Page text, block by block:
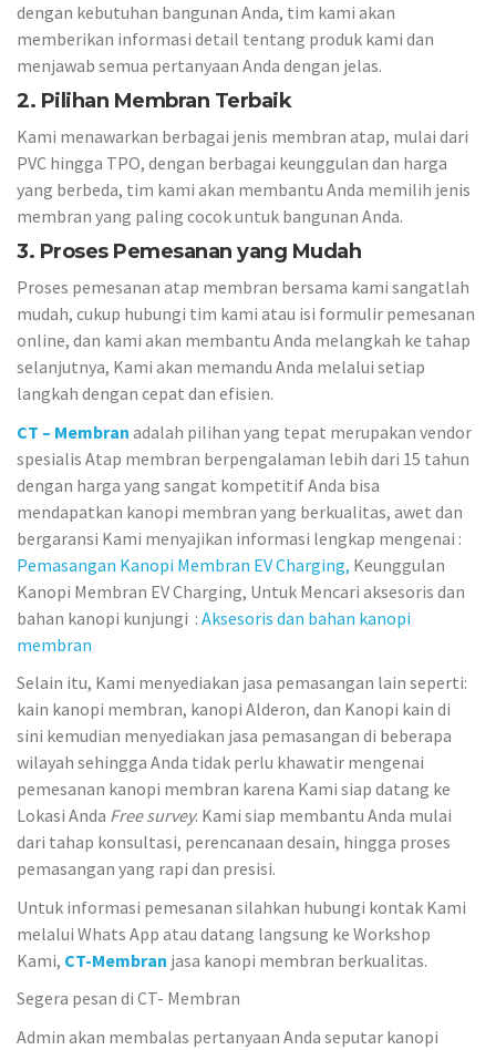
dengan kebutuhan bangunan Anda, tim kami akan
memberikan informasi detail tentang produk kami dan
menjawab semua pertanyaan Anda dengan jelas.
2. Pilihan Membran Terbaik
Kami menawarkan berbagai jenis membran atap, mulai dari
PVC hingga TPO, dengan berbagai keunggulan dan harga
yang berbeda, tim kami akan membantu Anda memilih jenis
membran yang paling cocok untuk bangunan Anda.
3. Proses Pemesanan yang Mudah
Proses pemesanan atap membran bersama kami sangatlah
mudah, cukup hubungi tim kami atau isi formulir pemesanan
online, dan kami akan membantu Anda melangkah ke tahap
selanjutnya, Kami akan memandu Anda melalui setiap
langkah dengan cepat dan efisien.
CT – Membran adalah pilihan yang tepat merupakan vendor
spesialis Atap membran berpengalaman lebih dari 15 tahun
dengan harga yang sangat kompetitif Anda bisa
mendapatkan kanopi membran yang berkualitas, awet dan
bergaransi Kami menyajikan informasi lengkap mengenai :
Pemasangan Kanopi Membran EV Charging, Keunggulan
Kanopi Membran EV Charging, Untuk Mencari aksesoris dan
bahan kanopi kunjungi : Aksesoris dan bahan kanopi
membran
Selain itu, Kami menyediakan jasa pemasangan lain seperti:
kain kanopi membran, kanopi Alderon, dan Kanopi kain di
sini kemudian menyediakan jasa pemasangan di beberapa
wilayah sehingga Anda tidak perlu khawatir mengenai
pemesanan kanopi membran karena Kami siap datang ke
Lokasi Anda Free survey. Kami siap membantu Anda mulai
dari tahap konsultasi, perencanaan desain, hingga proses
pemasangan yang rapi dan presisi.
Untuk informasi pemesanan silahkan hubungi kontak Kami
melalui Whats App atau datang langsung ke Workshop
Kami, CT-Membran jasa kanopi membran berkualitas.
Segera pesan di CT- Membran
Admin akan membalas pertanyaan Anda seputar kanopi